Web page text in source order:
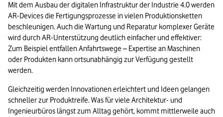
Mit dem Ausbau der digitalen Infrastruktur der Industrie 4.0 werden
AR-Devices die Fertigungsprozesse in vielen Produktionsketten
beschleunigen. Auch die Wartung und Reparatur komplexer Geräte
wird durch AR-Unterstützung deutlich einfacher und effektiver:
Zum Beispiel entfallen Anfahrtswege – Expertise an Maschinen
oder Produkten kann ortsunabhängig zur Verfügung gestellt
werden.
Gleichzeitig werden Innovationen erleichtert und Ideen gelangen
schneller zur Produktreife. Was für viele Architektur- und
Ingenieurbüros längst zum Alltag gehört, kommt mittlerweile auch